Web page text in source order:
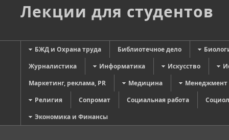
Лекции для студентов
БЖД и Охрана труда Библиотечное дело
Журналистика
Информатика Искусство
Маркетинг, реклама, PR
Медицина
Менеджмент
Религия
Сопромат Социальная работа
Экономика и Финансы